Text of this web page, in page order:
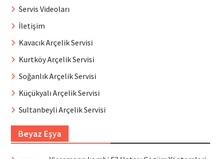
Servis Videoları
İletişim
Kavacık Arçelik Servisi
Kurtköy Arçelik Servisi
Soğanlık Arçelik Servisi
Küçükyalı Arçelik Servisi
Sultanbeyli Arçelik Servisi
Beyaz Eşya